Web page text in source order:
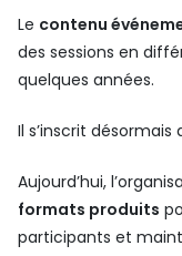
Le contenu
des sessions en
quelques années.
Il s’inscrit
Aujourd’hui,
formats produits
participants et